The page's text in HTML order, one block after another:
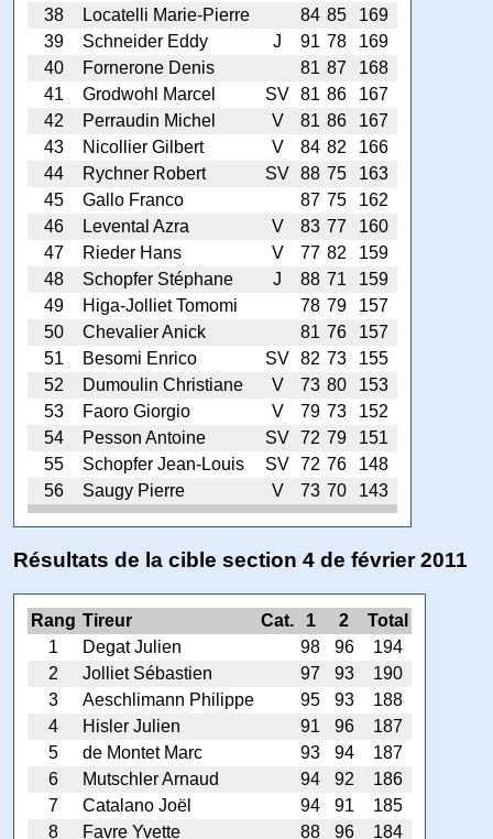
38
Locatelli Marie-Pierre 84 85
169
39
Schneider Eddy J 91 78
169
40
Fornerone Denis 81 87
168
41
Grodwohl Marcel SV 81 86
167
42
Perraudin Michel V 81 86
167
43
Nicollier Gilbert V 84 82
166
44
Rychner Robert SV 88 75
163
45
Gallo Franco 87 75
162
46
Levental Azra V 83 77
160
47
Rieder Hans V 77 82
159
48
Schopfer Stéphane J 88 71
159
49
Higa-Jolliet Tomomi 78 79
157
50
Chevalier Anick 81 76
157
51
Besomi Enrico SV 82 73
155
52
Dumoulin Christiane V 73 80
153
53
Faoro Giorgio V 79 73
152
54
Pesson Antoine SV 72 79
151
55
Schopfer Jean-Louis SV 72 76
148
56
Saugy Pierre V 73 70 143
Résultats de la cible section 4 de février 2011
Rang Tireur Cat. 1 2
Total
1
Degat Julien 98 96
194
2
Jolliet Sébastien 97 93
190
3
Aeschlimann Philippe 95 93
188
4
Hisler Julien 91 96
187
5
de Montet Marc 93 94
187
6
Mutschler Arnaud 94 92
186
7
Catalano Joël 94 91
185
8
Favre Yvette 88 96
184